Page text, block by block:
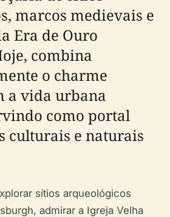
marcos medievais e
Era de Ouro
combina
o charme
a vida urbana
como portal
culturais e naturais
sítios arqueológicos
admirar a Igreja Velha